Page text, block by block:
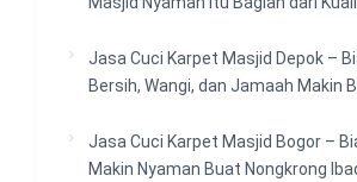
Jasa Cuci Karpet Masjid Depok –
Bersih, Wangi, dan Jamaah Makin
Jasa Cuci Karpet Masjid Bogor –
Makin Nyaman Buat Nongkrong